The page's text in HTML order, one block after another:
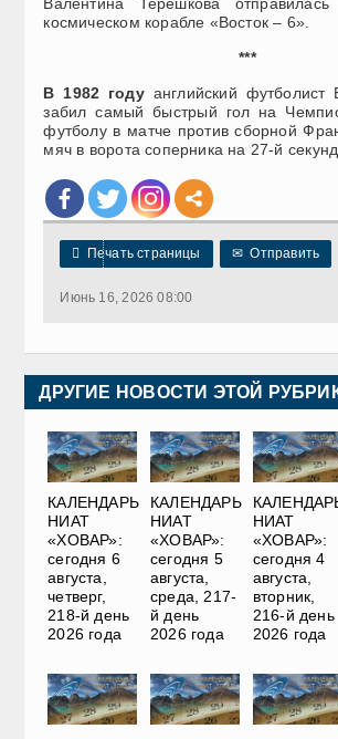
космическом корабле «Восток – 6».
***
В 1982 годуанглийский футболист
забил самый быстрый гол на
футболу в матче против сборной
мяч в ворота соперника на 27-й
 Печать страницы ✉ Отправить
Июнь 16, 2026 08:00
ДРУГИЕ НОВОСТИ ЭТОЙ
КАЛЕНДАРЬ
НИАТ
«ХОВАР»:
сегодня 6
августа,
четверг,
218-й день
2026 года
КАЛЕНДАРЬ
НИАТ
«ХОВАР»:
сегодня 5
августа,
среда, 217-
й день
2026 года
НИАТ
«ХОВАР»:
сегодня 4
августа,
вторник,
216-й день
2026 года